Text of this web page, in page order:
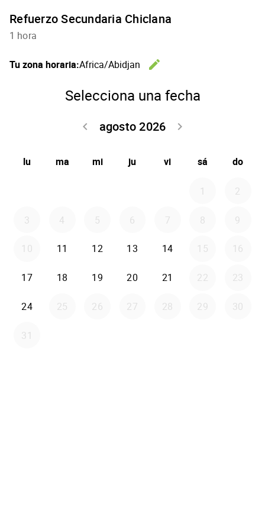
Refuerzo Secundaria Chiclana
1 hora
Tu zona horaria:Africa/Abidjan
edit
Selecciona una fecha
agosto 2026
keyboard_arrow_left
keyboard_arrow_right
lu ma mi ju vi sá do
1 2
3 4 5 6 7 8 9
10 11 12 13 14 15 16
17 18 19 20 21 22 23
24 25 26 27 28 29 30
31